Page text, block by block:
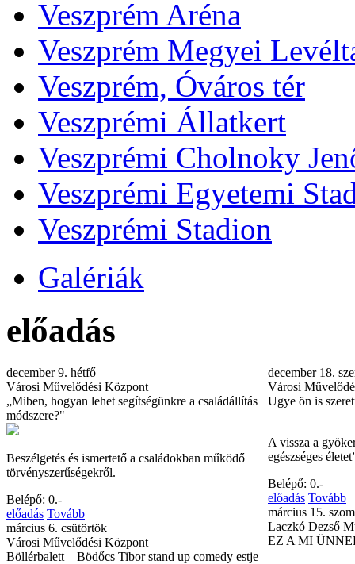
Veszprém Aréna
Veszprém Megyei
Veszprém, Óváros tér
Veszprémi Állatkert
Veszprémi Cholnoky
Veszprémi Egyetemi
Veszprémi Stadion
Galériák
előadás
december 9. hétfő
Városi Művelődési Központ
„Miben, hogyan lehet segítségünkre a családállítás
módszere?"
Beszélgetés és ismertető a családokban működő
törvényszerűségekről.
Belépő: 0.-
előadás Tovább
március 6. csütörtök
Városi Művelődési Központ
Böllérbalett – Bödőcs Tibor stand up comedy estje
december 18.
Városi
Ugye ön is
A vissza a
egészséges
Belépő: 0.-
előadás Tovább
március 15.
Laczkó Dezső
EZ A MI